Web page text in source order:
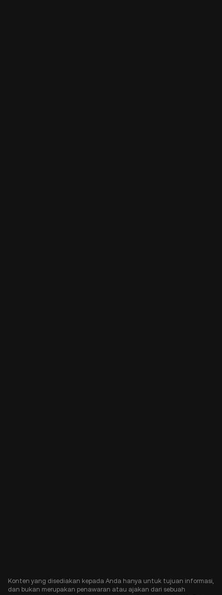
Konten yang disediakan kepada Anda hanya untuk tujuan informasi,
dan bukan merupakan penawaran atau ajakan dari sebuah